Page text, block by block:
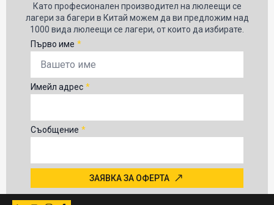
Като професионален производител на люлеещи се
лагери за багери в Китай можем да ви предложим над
1000 вида люлеещи се лагери, от които да избирате.
Първо име *
Имейл адрес *
Съобщение *
ЗАЯВКА ЗА ОФЕРТА